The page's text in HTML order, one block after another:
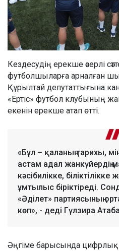
Кездесудің ерекше әсерлі
футболшыларға арналған
Құрылтай депутаттығына
«Ертіс» футбол клубының
екенін ерекше атап өтті.
«Бұл – қаланың тарихы,
астам адал жанкүйердің
кәсібилікке,
ұмтылыс біріктіреді.
«Әділет» партиясының
көп», - деді Гүлзира
Әңгіме барысында цифрлық